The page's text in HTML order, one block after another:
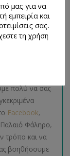
της ίδιας
πολύ να σας
Facebook,
Παλαιό Φάληρο,
τρόπο και να
βοηθήσουμε
μας για να
εμπειρία και
σας.
τη χρήση